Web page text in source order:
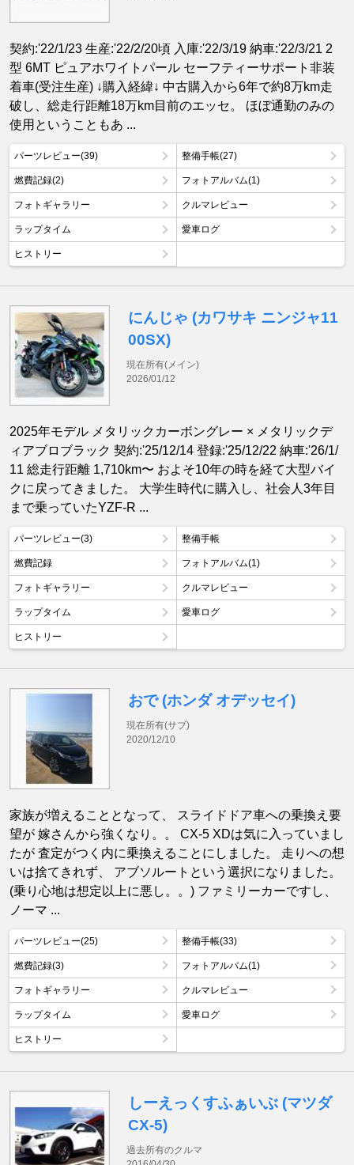
契約:'22/1/23 生産:'22/2/20頃 入庫:'22/3/19 納車:'22/3/21 2
型 6MT ピュアホワイトパール セーフティーサポート非装
着車(受注生産) ↓購入経緯↓ 中古購入から6年で約8万km走
破し、総走行距離18万km目前のエッセ。 ほぼ通勤のみの
使用ということもあ ...
パーツレビュー(39) 整備手帳(27)
燃費記録(2) フォトアルバム(1)
フォトギャラリー クルマレビュー
ラップタイム 愛車ログ
ヒストリー
にんじゃ (カワサキ ニンジャ11
00SX)
現在所有(メイン)
2026/01/12
2025年モデル メタリックカーボングレー × メタリックデ
ィアブロブラック 契約:'25/12/14 登録:'25/12/22 納車:'26/1/
11 総走行距離 1,710km〜 およそ10年の時を経て大型バイ
クに戻ってきました。 大学生時代に購入し、社会人3年目
まで乗っていたYZF-R ...
パーツレビュー(3) 整備手帳
燃費記録 フォトアルバム(1)
フォトギャラリー クルマレビュー
ラップタイム 愛車ログ
ヒストリー
おで (ホンダ オデッセイ)
現在所有(サブ)
2020/12/10
家族が増えることとなって、 スライドドア車への乗換え要
望が 嫁さんから強くなり。。 CX-5 XDは気に入っていまし
たが 査定がつく内に乗換えることにしました。 走りへの想
いは捨てきれず、 アブソルートという選択になりました。
(乗り心地は想定以上に悪し。。) ファミリーカーですし、
ノーマ ...
パーツレビュー(25) 整備手帳(33)
燃費記録(3) フォトアルバム(1)
フォトギャラリー クルマレビュー
ラップタイム 愛車ログ
ヒストリー
しーえっくすふぁいぶ (マツダ
CX-5)
過去所有のクルマ